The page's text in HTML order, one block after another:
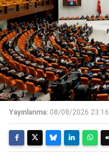
Yayınlanma: 08/08/2026 23:16